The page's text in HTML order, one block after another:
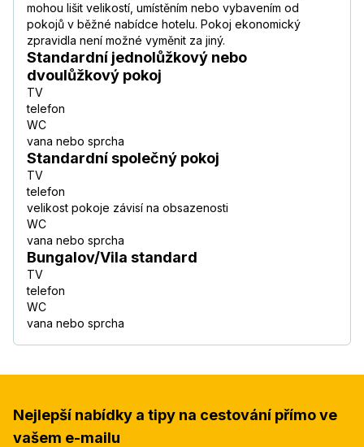
mohou lišit velikostí, umístěním nebo vybavením od
pokojů v běžné nabídce hotelu. Pokoj ekonomický
zpravidla není možné vyměnit za jiný.
Standardní jednolůžkový nebo
dvoulůžkový pokoj
TV
telefon
WC
vana nebo sprcha
Standardní společný pokoj
TV
telefon
velikost pokoje závisí na obsazenosti
WC
vana nebo sprcha
Bungalov/Vila standard
TV
telefon
WC
vana nebo sprcha
Nejlepší nabídky a tipy na cestování přímo ve
vašem e-mailu